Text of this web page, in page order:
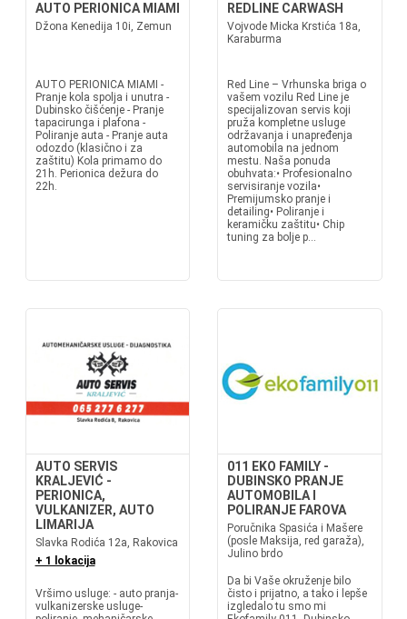
AUTO PERIONICA MIAMI
Džona Kenedija 10i, Zemun
AUTO PERIONICA MIAMI -
Pranje kola spolja i unutra -
Dubinsko čišćenje - Pranje
tapacirunga i plafona -
Poliranje auta - Pranje auta
odozdo (klasično i za
zaštitu) Kola primamo do
21h. Perionica dežura do
22h.
REDLINE CARWASH
Vojvode Micka Krstića 18a,
Karaburma
Red Line – Vrhunska briga o
vašem vozilu Red Line je
specijalizovan servis koji
pruža kompletne usluge
održavanja i unapređenja
automobila na jednom
mestu. Naša ponuda
obuhvata:• Profesionalno
servisiranje vozila•
Premijumsko pranje i
detailing• Poliranje i
keramičku zaštitu• Chip
tuning za bolje p...
AUTO SERVIS
KRALJEVIĆ -
PERIONICA,
VULKANIZER, AUTO
LIMARIJA
Slavka Rodića 12a, Rakovica
+ 1 lokacija
Vršimo usluge: - auto pranja-
vulkanizerske usluge-
011 EKO FAMILY -
DUBINSKO PRANJE
AUTOMOBILA I
POLIRANJE FAROVA
Poručnika Spasića i Mašere
(posle Maksija, red garaža),
Julino brdo
Da bi Vaše okruženje bilo
čisto i prijatno, a tako i lepše
izgledalo tu smo mi